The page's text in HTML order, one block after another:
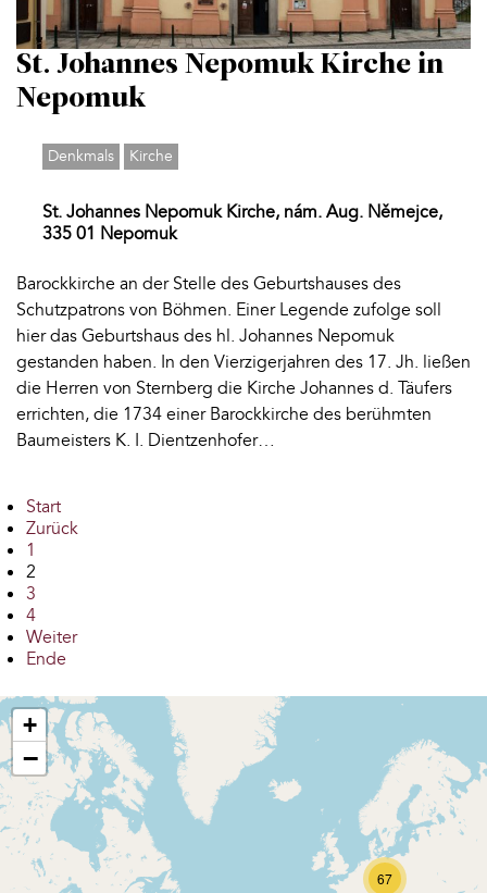
St. Johannes Nepomuk Kirche in
Nepomuk
Denkmals Kirche
St. Johannes Nepomuk Kirche, nám. Aug. Němejce,
335 01 Nepomuk
Barockkirche an der Stelle des Geburtshauses des
Schutzpatrons von Böhmen. Einer Legende zufolge soll
hier das Geburtshaus des hl. Johannes Nepomuk
gestanden haben. In den Vierzigerjahren des 17. Jh. ließen
die Herren von Sternberg die Kirche Johannes d. Täufers
errichten, die 1734 einer Barockkirche des berühmten
Baumeisters K. I. Dientzenhofer…
Start
Zurück
1
2
3
4
Weiter
Ende
67
+
−